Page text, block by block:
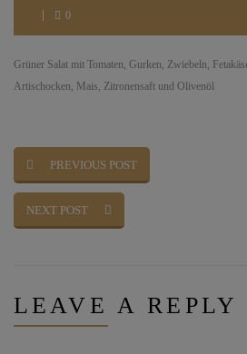
0
Grüner Salat mit Tomaten, Gurken, Zwiebeln,
Artischocken, Mais, Zitronensaft und Olivenöl
PREVIOUS POST
NEXT POST
LEAVE A REPLY